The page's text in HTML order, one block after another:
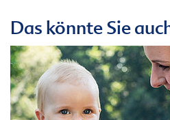
Das könnte Sie